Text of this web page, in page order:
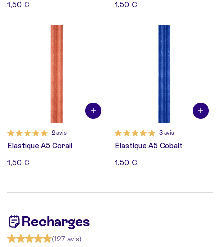
1,50 € 1,50 €
2 avis
Élastique A5 Corail
1,50 €
3 avis
Élastique A5 Cobalt
1,50 €
Recharges
(127 avis)